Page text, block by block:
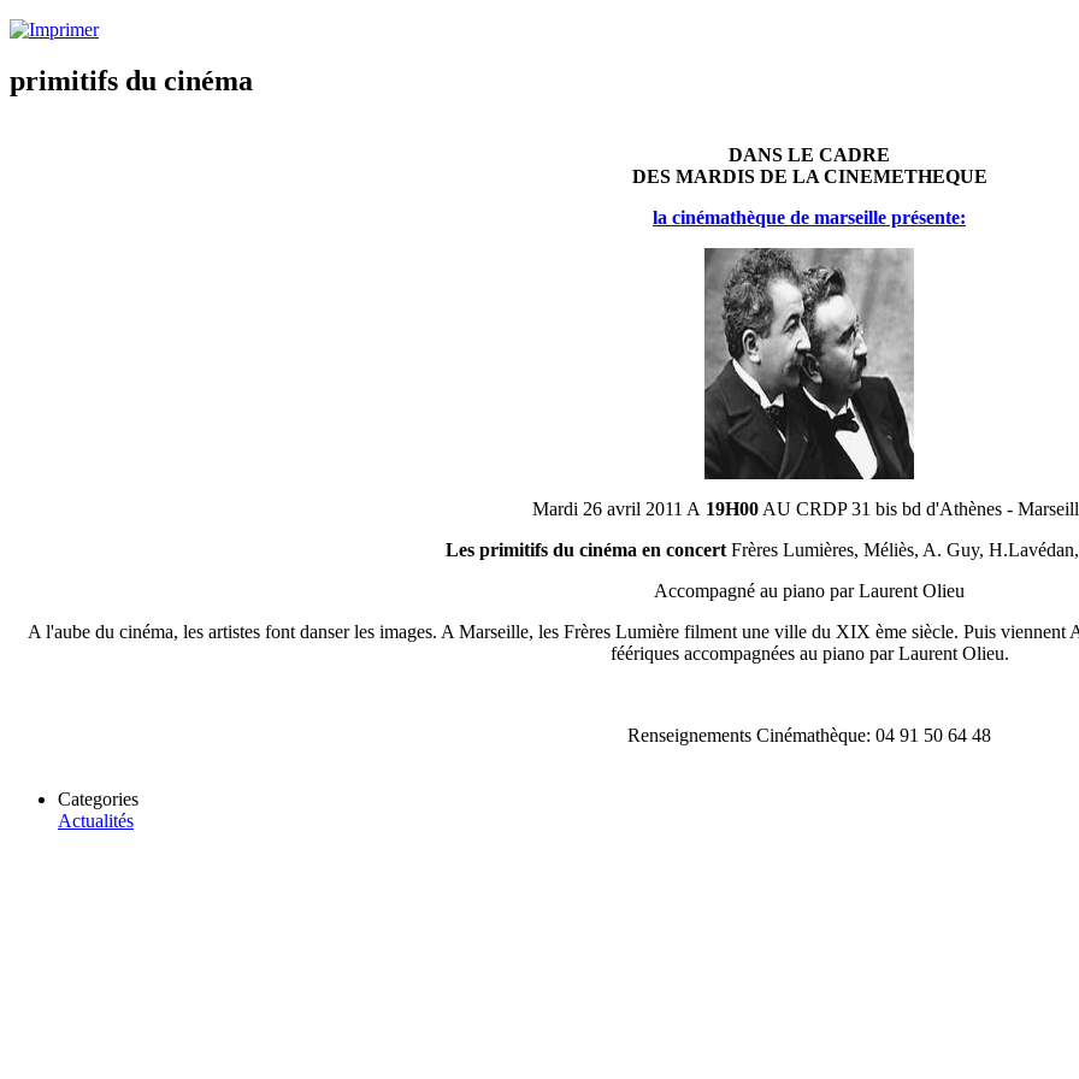
primitifs du cinéma
DANS LE CADRE
DES MARDIS DE LA CINEMETHEQUE
la cinémathèque de marseille présente:
Mardi 26 avril 2011 A 19H00AU CRDP 31 bis bd d'Athènes -
Les primitifs du cinéma en concert Frères Lumières, Méliès, A. Guy,
Accompagné au piano par Laurent Olieu
A l'aube du cinéma, les artistes font danser les images. A Marseille, les Frères Lumière filment une ville du XIX ème siècle. Puis
féériques accompagnées au piano par Laurent Olieu.
Renseignements Cinémathèque: 04 91 50 64 48
Categories
Actualités